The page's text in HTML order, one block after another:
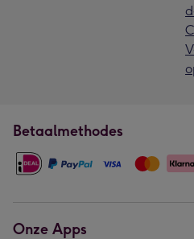
Betaalmethodes
Onze Apps